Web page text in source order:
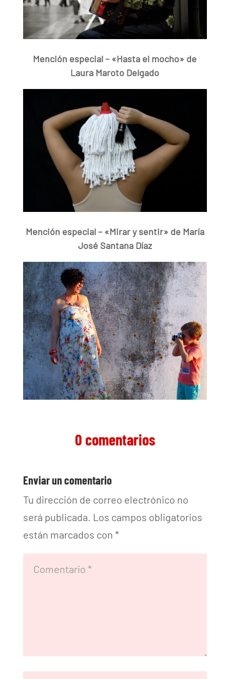
Mención especial – «Hasta el mocho» de
Laura Maroto Delgado
Mención especial – «Mirar y sentir» de María
José Santana Díaz
0 comentarios
Enviar un comentario
Tu dirección de correo electrónico no
será publicada. Los campos obligatorios
están marcados con *